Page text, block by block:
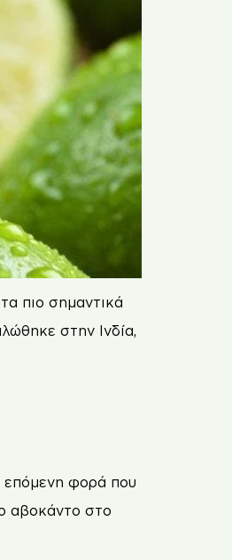
πιο σημαντικά
στην Ινδία,
επόμενη φορά που
αβοκάντο στο